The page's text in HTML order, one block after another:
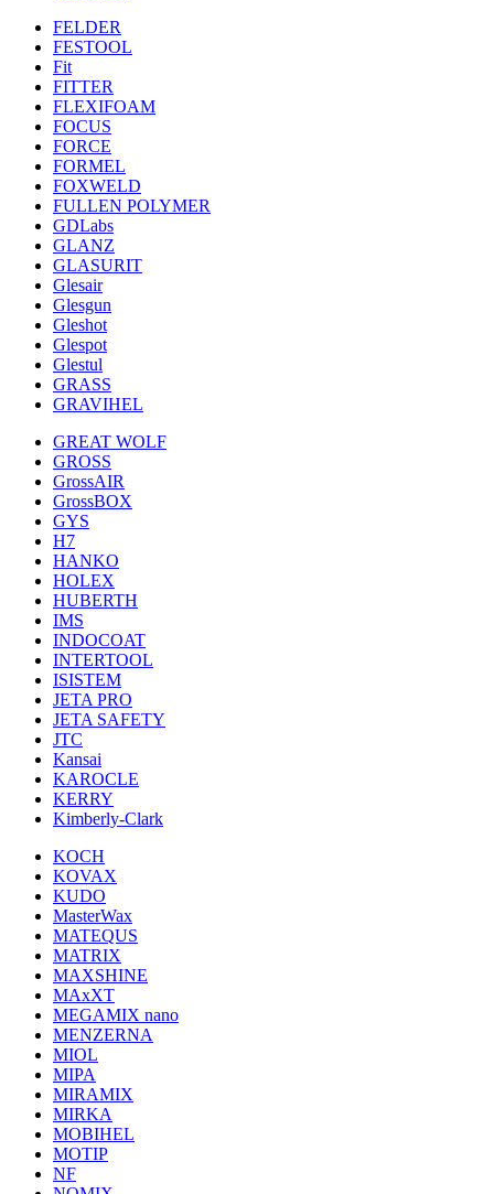
FELDER
FESTOOL
Fit
FITTER
FLEXIFOAM
FOCUS
FORCE
FORMEL
FOXWELD
FULLEN POLYMER
GDLabs
GLANZ
GLASURIT
Glesair
Glesgun
Gleshot
Glespot
Glestul
GRASS
GRAVIHEL
GREAT WOLF
GROSS
GrossAIR
GrossBOX
GYS
H7
HANKO
HOLEX
HUBERTH
IMS
INDOCOAT
INTERTOOL
ISISTEM
JETA PRO
JETA SAFETY
JTC
Kansai
KAROCLE
KERRY
Kimberly-Clark
KOCH
KOVAX
KUDO
MasterWax
MATEQUS
MATRIX
MAXSHINE
MAxXT
MEGAMIX nano
MENZERNA
MIOL
MIPA
MIRAMIX
MIRKA
MOBIHEL
MOTIP
NF